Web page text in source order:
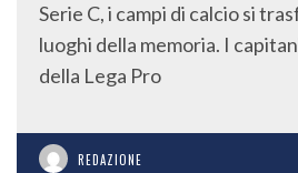
Serie C, i campi di calcio si
luoghi della memoria. I
della Lega Pro
REDAZIONE